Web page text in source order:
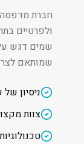
חברת
ולפרטיים
שמים דגש
שמותאם
ניסיון
צוות